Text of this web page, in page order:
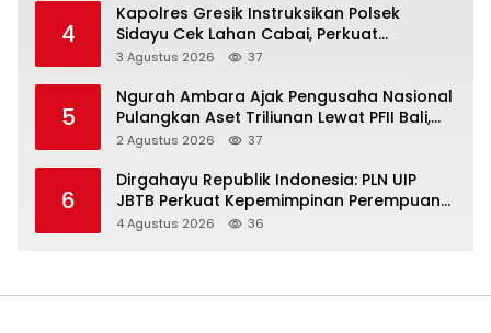
4
Kapolres Gresik Instruksikan Polsek
Sidayu Cek Lahan Cabai, Perkuat
Ketahanan Pangan dan Stabilitas Harga
3 Agustus 2026 37
5
Ngurah Ambara Ajak Pengusaha Nasional
Pulangkan Aset Triliunan Lewat PFII Bali,
Targetkan Investor Global
2 Agustus 2026 37
6
Dirgahayu Republik Indonesia: PLN UIP
JBTB Perkuat Kepemimpinan Perempuan
melalui Srikandi Movement 2026
4 Agustus 2026 36